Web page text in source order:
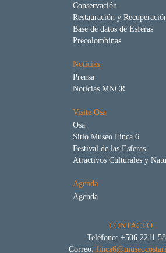
Conservación
Restauración y
Base de datos de Esferas
Precolombinas
Noticias
Prensa
Noticias MNCR
Visite Osa
Osa
Sitio Museo Finca 6
Festival de las Esferas
Atractivos Culturales y
Agenda
Agenda
CONTACTO
Teléfono: +506 2211
Correo: